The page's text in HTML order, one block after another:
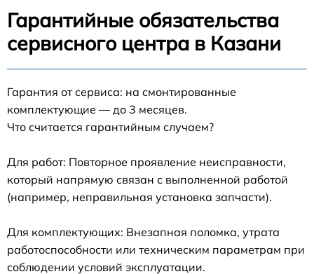
Гарантийные обязательства
сервисного центра в Казани
Гарантия от сервиса: на смонтированные
комплектующие — до 3 месяцев.
Что считается гарантийным случаем?
Для работ: Повторное проявление неисправности,
который напрямую связан с выполненной работой
(например, неправильная установка запчасти).
Для комплектующих: Внезапная поломка, утрата
работоспособности или техническим параметрам при
соблюдении условий эксплуатации.